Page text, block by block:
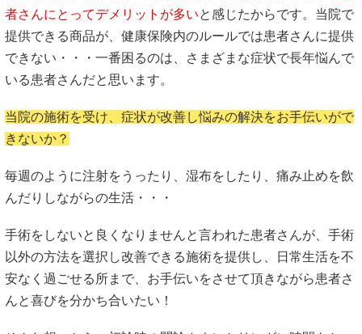
者さんにとってデメリットが多いと感じたからです。当院で
提供できる商品が、健康保険内のルールでは患者さんに提供
できない・・・一番困るのは、さまざまな症状で長年悩んで
いる患者さんだと思います。
当院の施術を受け、症状が改善し悩みの解決をお手伝いがで
きないか？
毎週のように注射をうったり、湿布をしたり、痛み止めを飲
んだりしながらの生活・・・
手術をしないと良くなりませんと言われた患者さんが、手術
以外の方法を選択し改善できる施術を提供し、日常生活を不
安なく過ごせる所まで、お手伝いをさせて頂きながら患者さ
んと喜びを分かち合いたい！